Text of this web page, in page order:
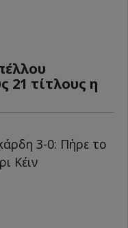
21 τίτλους η